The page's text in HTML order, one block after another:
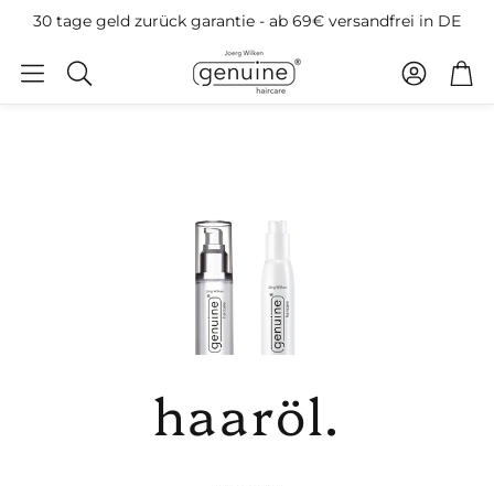
30 tage geld zurück garantie - ab 69€ versandfrei in DE
Suche
Konto
haaröl.